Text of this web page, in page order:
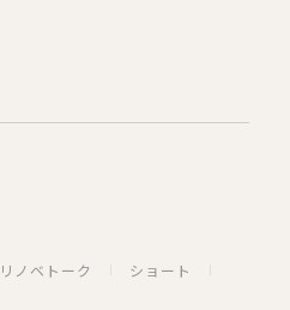
ノベトーク
ショート